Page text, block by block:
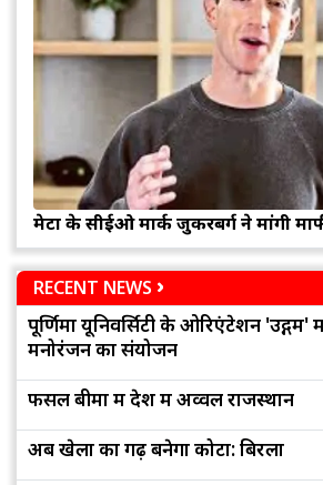
मेटा के सीईओ मार्क जुकरबर्ग ने मांगी
RECENT NEWS
पूर्णिमा यूनिवर्सिटी के ओरिएंटेशन 'उद्गम'
मनोरंजन का संयोजन
फसल बीमा में देश में अव्वल राजस्थान
अब खेलों का गढ़ बनेगा कोटा: बिरला